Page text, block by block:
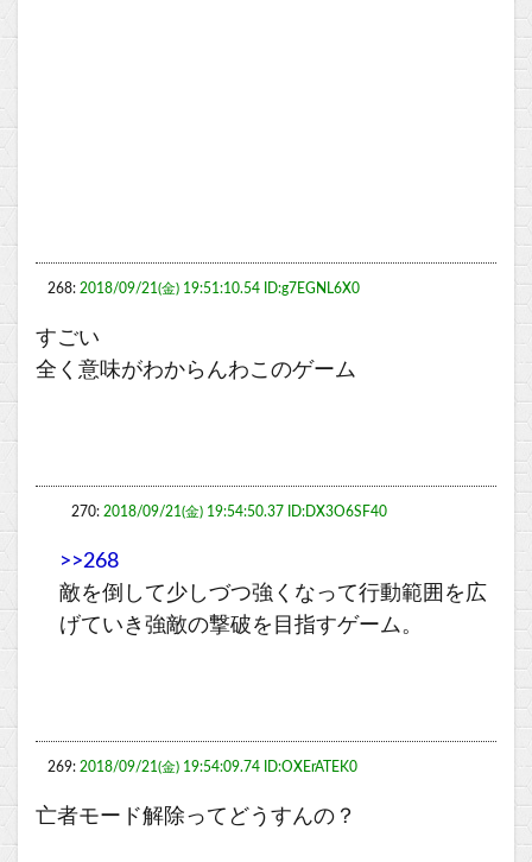
268: 2018/09/21(金) 19:51:10.54 ID:g7EGNL6X0
すごい
全く意味がわからんわこのゲーム
270: 2018/09/21(金) 19:54:50.37 ID:DX3O6SF40
>>268
敵を倒して少しづつ強くなって行動範囲を広
げていき強敵の撃破を目指すゲーム。
269: 2018/09/21(金) 19:54:09.74 ID:OXErATEK0
亡者モード解除ってどうすんの？